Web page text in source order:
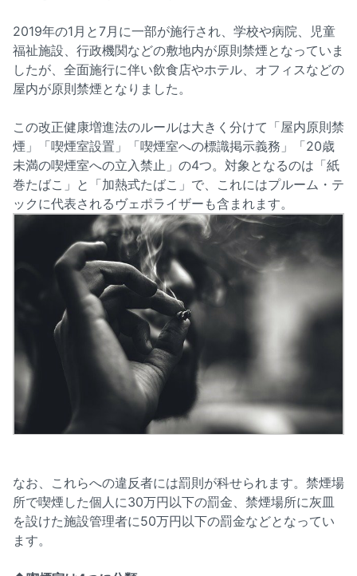
2019年の1月と7月に一部が施行され、学校や病院、児童
福祉施設、行政機関などの敷地内が原則禁煙となっていま
したが、全面施行に伴い飲食店やホテル、オフィスなどの
屋内が原則禁煙となりました。
この改正健康増進法のルールは大きく分けて「屋内原則禁
煙」「喫煙室設置」「喫煙室への標識掲示義務」「20歳
未満の喫煙室への立入禁止」の4つ。対象となるのは「紙
巻たばこ」と「加熱式たばこ」で、これにはプルーム・テ
ックに代表されるヴェポライザーも含まれます。
なお、これらへの違反者には罰則が科せられます。禁煙場
所で喫煙した個人に30万円以下の罰金、禁煙場所に灰皿
を設けた施設管理者に50万円以下の罰金などとなってい
ます。